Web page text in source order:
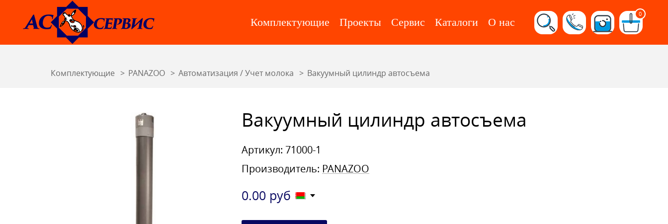
Комплектующие Проекты Сервис Каталоги О нас
0
Комплектующие PANAZOO Автоматизация / Учет молока Вакуумный цилиндр автосъема
Вакуумный цилиндр автосъема
Артикул: 71000-1
Производитель: PANAZOO
0.00 руб